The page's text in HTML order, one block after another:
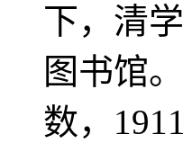
下，清
图书馆
数，